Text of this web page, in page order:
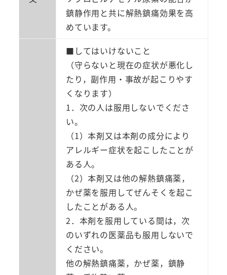
鎮静作用と共に解熱鎮痛効果を高
めています。
■してはいけないこと
（守らないと現在の症状が悪化し
たり，副作用・事故が起こりやす
くなります）
1．次の人は服用しないでくださ
い。
（1）本剤又は本剤の成分により
アレルギー症状を起こしたことが
ある人。
（2）本剤又は他の解熱鎮痛薬，
かぜ薬を服用してぜんそくを起こ
したことがある人。
2．本剤を服用している間は，次
のいずれの医薬品も服用しないで
ください。
他の解熱鎮痛薬，かぜ薬，鎮静